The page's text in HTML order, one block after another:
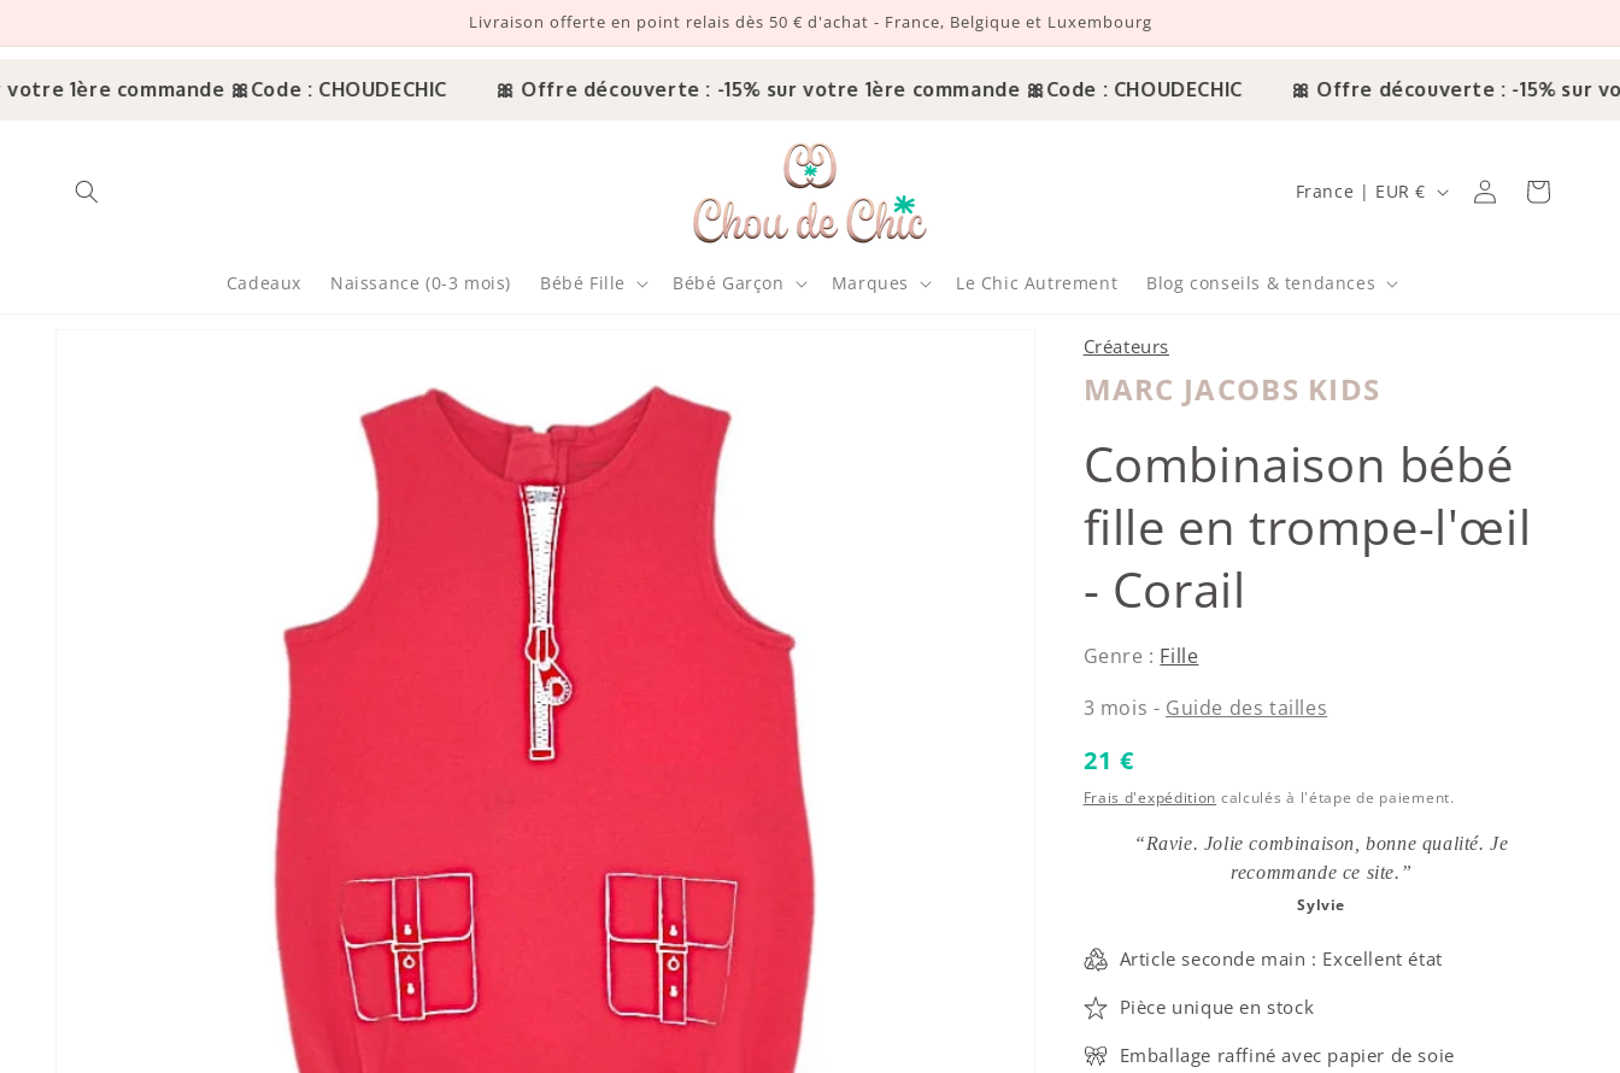
Livraison offerte en point relais dès 50 € d'achat - France, Belgique et Luxembourg
1ère commande 🎀Code : CHOUDECHIC 🎀 Offre découverte : -15% sur votre 1ère commande 🎀Code : CHOUDECHIC 🎀 Offre découverte : -15% sur
Cadeaux Naissance (0-3 mois) Bébé Fille Bébé Garçon Marques Le Chic Autrement Blog conseils & tendances
Pays/région France | EUR € ConnexionPanier
Créateurs
MARC JACOBS KIDS
Marc Jacobs
Combinaison bébé
fille en trompe-l'œil
- Corail
Genre : Fille
3 mois - Guide des tailles
Prix habituel
21 €
Frais d'expédition calculés à l'étape de paiement.
“Ravie. Jolie combinaison, bonne qualité. Je
recommande ce site.”
Sylvie
Article seconde main : Excellent état
Pièce unique en stock
Emballage raffiné avec papier de soie